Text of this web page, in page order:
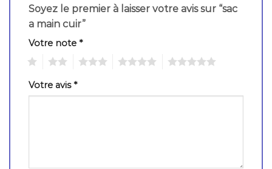
Soyez le premier à laisser votre avis sur “sac
a main cuir”
Votre note *
Votre avis*